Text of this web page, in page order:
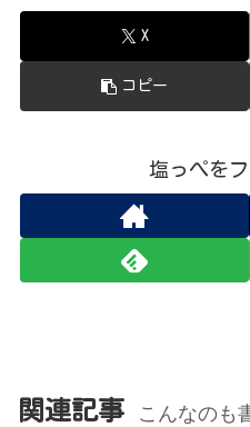
X
コピー
塩っぺを
関連記事 こんなのも